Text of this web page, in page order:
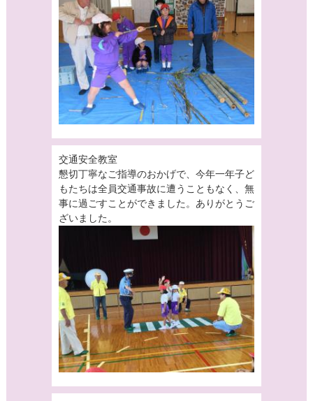
交通安全教室
懇切丁寧なご指導のおかげで、今年一年子ど
もたちは全員交通事故に遭うこともなく、無
事に過ごすことができました。ありがとうご
ざいました。